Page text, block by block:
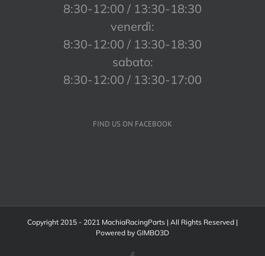
8:30-12:00 / 13:30-18:30
venerdì:
8:30-12:00 / 13:30-18:30
sabato:
8:30-12:00 / 13:30-17:00
FIND US ON FACEBOOK
Copyright 2015 - 2021 MachiaRacingParts | All Rights Reserved |
Powered by GIMBO3D